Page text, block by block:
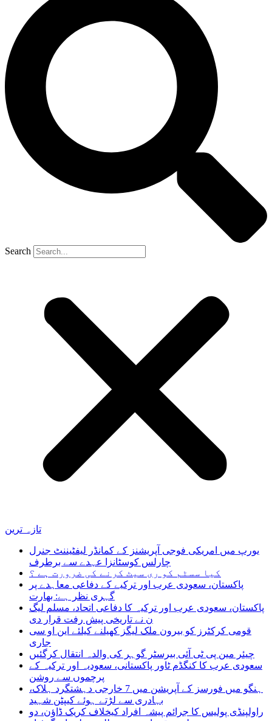
Search
تازہ ترین
یورپ میں امریکی فوجی آپریشنز کے کمانڈر لیفٹیننٹ جنرل
چارلس کوسٹانزا عہدے سے برطرف
کیا سسٹم کو ری سیٹ کرنے کی ضرورت ہے ؟
پاکستان، سعودی عرب اور ترکیے کے دفاعی معاہدے پر
گہری نظر ہے: بھارت
پاکستان، سعودی عرب اور ترکیہ کا دفاعی اتحاد، مسلم لیگ
ن نے تاریخی پیش رفت قرار دی
قومی کرکٹرز کو بیرون ملک لیگز کھیلنے کیلئے این او سی
جاری
چیئر مین پی ٹی آئی بیرسٹر گوہر کی والدہ انتقال کرگئیں
سعودی عرب کا کنگڈم ٹاور پاکستانی، سعودیہ اور ترکیہ کے
پرچموں سے روشن
ہنگو میں فورسز کے آپریشن میں 7 خارجی دہشتگرد ہلاک،
بہادری سے لڑتے ہوئے کیپٹن شہید
راولپنڈی پولیس کا جرائم پیشہ افراد کیخلاف کریک ڈاؤن، دو